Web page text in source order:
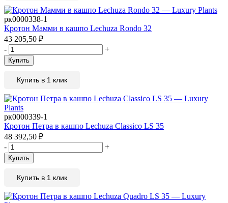
рк0000338-1
Кротон Мамми в кашпо Lechuza Rondo 32
43 205,50 ₽
-
+
Купить
Купить в 1 клик
рк0000339-1
Кротон Петра в кашпо Lechuza Classico LS 35
48 392,50 ₽
-
+
Купить
Купить в 1 клик